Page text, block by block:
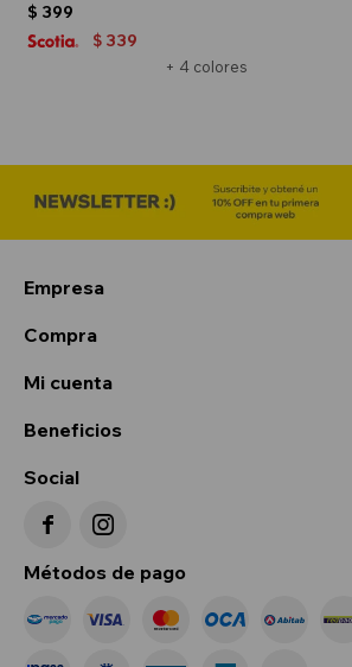
+ 4 colores
$ 399
$ 339
Empresa
Compra
Mi cuenta
Beneficios
Social
 
Métodos de pago